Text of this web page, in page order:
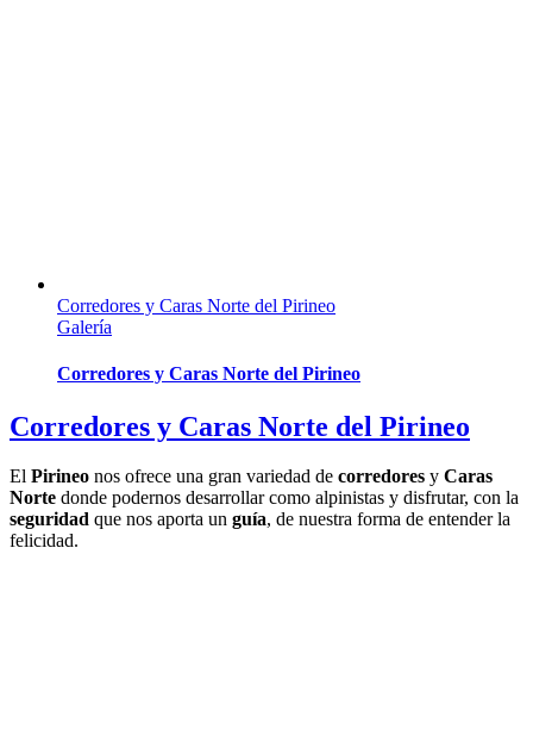
Corredores y Caras Norte del Pirineo
Galería
Corredores y Caras Norte del Pirineo
Corredores y Caras Norte del Pirineo
El Pirineo nos ofrece una gran variedad de corredores y Caras
Norte donde podernos desarrollar como alpinistas y disfrutar, con la
seguridad que nos aporta un guía, de nuestra forma de entender la
felicidad.